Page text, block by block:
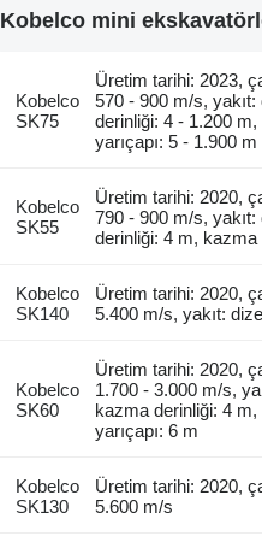
Kobelco mini
Kobelco
SK75
Üretim tarihi: 2023,
570 - 900 m/s,
derinliği: 4 - 1.200
yarıçapı: 5 - 1.900 m
Kobelco
SK55
Üretim tarihi: 2020,
790 - 900 m/s,
derinliği: 4 m, kazma
Kobelco
SK140
Üretim tarihi: 2020,
5.400 m/s, yakıt:
Kobelco
SK60
Üretim tarihi: 2020,
1.700 - 3.000 m/s,
kazma derinliği: 4
yarıçapı: 6 m
Kobelco
SK130
Üretim tarihi: 2020,
5.600 m/s